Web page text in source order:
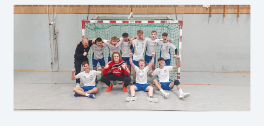
Service
öffnen
Fan-Shop